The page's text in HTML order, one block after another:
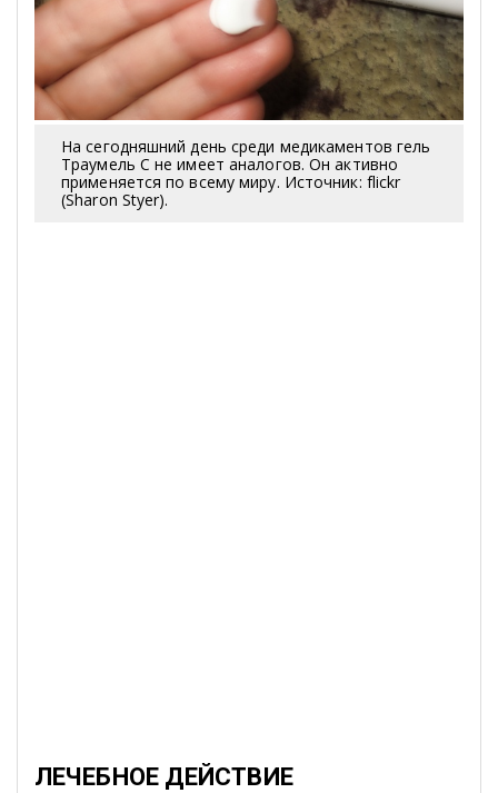
На сегодняшний день среди медикаментов гель
Траумель С не имеет аналогов. Он активно
применяется по всему миру. Источник: flickr
(Sharon Styer).
ЛЕЧЕБНОЕ ДЕЙСТВИЕ